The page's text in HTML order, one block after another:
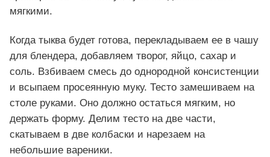
мягкими.
Когда тыква будет готова, перекладываем ее в чашу
для блендера, добавляем творог, яйцо, сахар и
соль. Взбиваем смесь до однородной консистенции
и всыпаем просеянную муку. Тесто замешиваем на
столе руками. Оно должно остаться мягким, но
держать форму. Делим тесто на две части,
скатываем в две колбаски и нарезаем на
небольшие вареники.